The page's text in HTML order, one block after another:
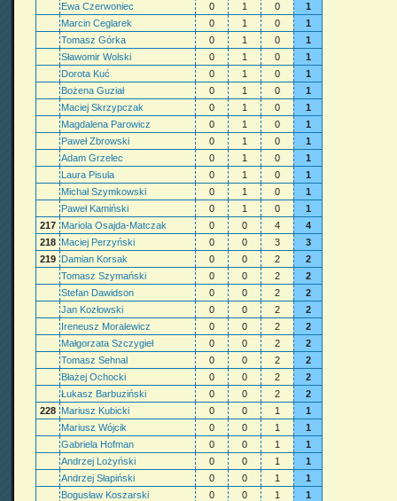
Ewa Czerwoniec
0 1 0
1
Marcin Ceglarek
0 1 0
1
Tomasz Górka
0 1 0
1
Sławomir Wolski
0 1 0
1
Dorota Kuć
0 1 0
1
Bożena Guział
0 1 0
1
Maciej Skrzypczak
0 1 0
1
Magdalena Parowicz
0 1 0
1
Paweł Zbrowski
0 1 0
1
Adam Grzelec
0 1 0
1
Laura Pisula
0 1 0
1
Michał Szymkowski
0 1 0
1
Paweł Kamiński
0 1 0
1
217 Mariola Osajda-Matczak 0 0 4
4
218 Maciej Perzyński 0 0 3
3
219 Damian Korsak 0 0 2
2
Tomasz Szymański
0 0 2
2
Stefan Dawidson
0 0 2
2
Jan Kozłowski
0 0 2
2
Ireneusz Moralewicz
0 0 2
2
Małgorzata Szczygieł
0 0 2
2
Tomasz Sehnal
0 0 2
2
Błażej Ochocki
0 0 2
2
Łukasz Barbuziński
0 0 2
2
228 Mariusz Kubicki 0 0 1
1
Mariusz Wójcik
0 0 1
1
Gabriela Hofman
0 0 1
1
Andrzej Lożyński
0 0 1
1
Andrzej Słapiński
0 0 1
1
Bogusław Koszarski
0 0 1
1